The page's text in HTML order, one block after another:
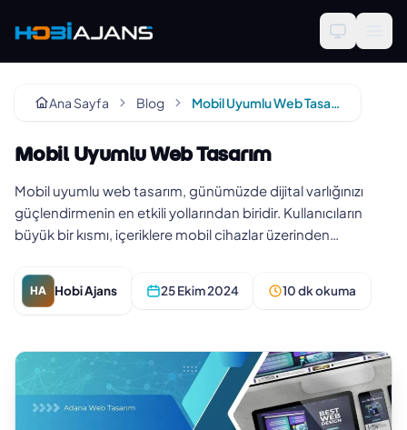
Ana Sayfa Blog Mobil Uyumlu Web Tasarım
Mobil Uyumlu Web Tasarım
Mobil uyumlu web tasarım, günümüzde dijital varlığınızı
güçlendirmenin en etkili yollarından biridir. Kullanıcıların
büyük bir kısmı, içeriklere mobil cihazlar üzerinden
HA Hobi Ajans 25 Ekim 2024 10 dk okuma